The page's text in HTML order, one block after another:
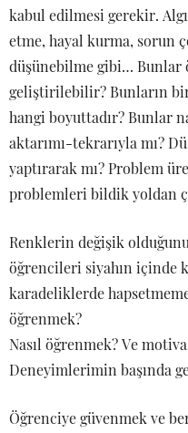
kabul edilmesi gerekir.
etme, hayal kurma, sorun
düşünebilme gibi… Bunlar
geliştirilebilir? Bunların
hangi boyuttadır? Bunlar
aktarımı-tekrarıyla mı?
yaptırarak mı? Problem
problemleri bildik yoldan
Renklerin değişik
öğrencileri siyahın içinde
karadeliklerde
öğrenmek?
Nasıl öğrenmek? Ve
Deneyimlerimin başında
Öğrenciye güvenmek ve